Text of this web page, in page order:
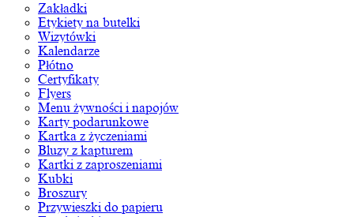
Zakładki
Etykiety na butelki
Wizytówki
Kalendarze
Płótno
Certyfikaty
Flyers
Menu żywności i napojów
Karty podarunkowe
Kartka z życzeniami
Bluzy z kapturem
Kartki z zaproszeniami
Kubki
Broszury
Przywieszki do papieru